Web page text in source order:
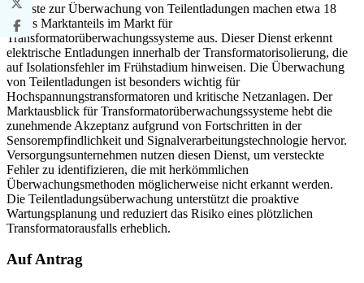
Dienste zur Überwachung von Teilentladungen machen etwa 18
% des Marktanteils im Markt für
Transformatorüberwachungssysteme aus. Dieser Dienst erkennt
elektrische Entladungen innerhalb der Transformatorisolierung, die
auf Isolationsfehler im Frühstadium hinweisen. Die Überwachung
von Teilentladungen ist besonders wichtig für
Hochspannungstransformatoren und kritische Netzanlagen. Der
Marktausblick für Transformatorüberwachungssysteme hebt die
zunehmende Akzeptanz aufgrund von Fortschritten in der
Sensorempfindlichkeit und Signalverarbeitungstechnologie hervor.
Versorgungsunternehmen nutzen diesen Dienst, um versteckte
Fehler zu identifizieren, die mit herkömmlichen
Überwachungsmethoden möglicherweise nicht erkannt werden.
Die Teilentladungsüberwachung unterstützt die proaktive
Wartungsplanung und reduziert das Risiko eines plötzlichen
Transformatorausfalls erheblich.
Auf Antrag